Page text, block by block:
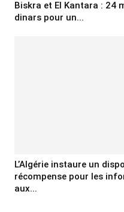
Biskra et El Kantara : 24
dinars pour un...
L’Algérie instaure un
récompense pour les
aux...